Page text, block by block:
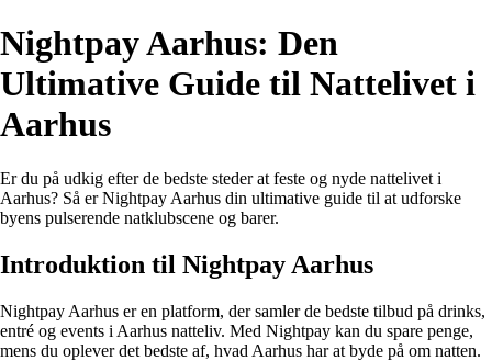
Nightpay Aarhus: Den
Ultimative Guide til Nattelivet i
Aarhus
Er du på udkig efter de bedste steder at feste og nyde nattelivet i
Aarhus? Så er Nightpay Aarhus din ultimative guide til at udforske
byens pulserende natklubscene og barer.
Introduktion til Nightpay Aarhus
Nightpay Aarhus er en platform, der samler de bedste tilbud på drinks,
entré og events i Aarhus natteliv. Med Nightpay kan du spare penge,
mens du oplever det bedste af, hvad Aarhus har at byde på om natten.